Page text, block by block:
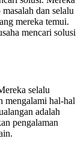
dan selalu
mereka temui.
mencari solusi
selalu
mengalami hal-hal
adalah
pengalaman